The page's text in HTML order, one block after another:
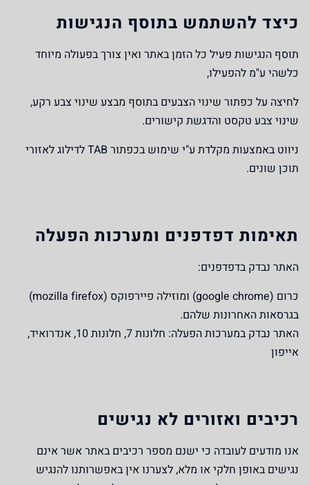
כיצד להשתמש בתוסף הנגישות
תוסף הנגישות פעיל כל הזמן באתר ואין צורך בפעולה מיוחד
כלשהי ע"מ להפעילו,
לחיצה על כפתור שינוי הצבעים בתוסף מבצע שינוי צבע רקע,
שינוי צבע טקסט והדגשת קישורים.
ניווט באמצעות מקלדת ע"י שימוש בכפתור TAB לדילוג לאזורי
תוכן שונים.
תאימות דפדפנים ומערכות הפעלה
האתר נבדק בדפדפנים:
כרום (google chrome) ומוזילה פיירפוקס (mozilla firefox)
בגרסאות האחרונות שלהם.
האתר נבדק במערכות הפעלה: חלונות 7, חלונות 10, אנדרואיד,
אייפון
רכיבים ואזורים לא נגישים
אנו מודעים לעובדה כי ישנם מספר רכיבים באתר אשר אינם
נגישים באופן חלקי או מלא, לצערנו אין באפשרותנו להנגיש